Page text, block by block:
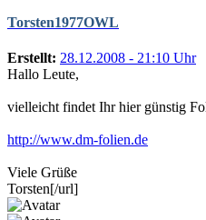
Torsten1977OWL
Erstellt: 28.12.2008 - 21:10 Uhr
Hallo Leute,
vielleicht findet Ihr hier günstig
http://www.dm-folien.de
Viele Grüße
Torsten[/url]